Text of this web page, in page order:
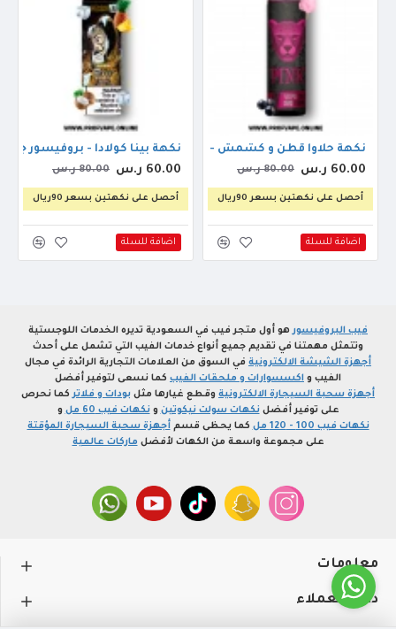
نكهة حلاوا قطن و كشمش - دكتور فيب بينك بانثر اوريجنال 60مل 3ملجم
60.00 ر.س 80.00 ر.س
أحصل على نكهتين بسعر 90ريال
اضافة للسلة
نكهة بينا كولادا - بروفيسور جوس
60.00 ر.س 80.00 ر.س
أحصل على نكهتين بسعر 90ريال
اضافة للسلة
فيب البروفيسورهو أول متجر فيب في السعودية تديره الخدمات اللوجستية
وتتمثل مهمتنا في تقديم جميع أنواع خدمات الفيب التي تشمل على أحدث
أجهزة الشيشة الالكترونية في السوق من العلامات التجارية الرائدة في مجال
الفيب و اكسسوارات و ملحقات الفيب كما نسعى لتوفير أفضل
أجهزة سحبة السيجارة الالكترونية وقطع غيارها مثل بودات و فلاتركما نحرص
على توفير أفضلنكهات سولت نيكوتين ونكهات فيب 60 مل
و
نكهات فيب 100 - 120 مل
كما يحظى قسمأجهزة سحبة السيجارة المؤقتة
على مجموعة واسعة من الكهات لأفضل ماركات عالمية
معلومات
دعم العملاء